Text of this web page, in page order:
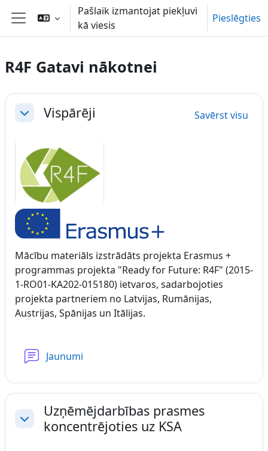
Atvērt galveno saturu
Sānu panelis
Pašlaik izmantojat piekļuvi
kā viesis
Pieslēgties
R4F Gatavi nākotnei
Section outline
SavērstVispārēji Savērst visu
Mācību materiāls izstrādāts projekta Erasmus +
programmas projekta "Ready for Future: R4F" (2015-
1-RO01-KA202-015180) ietvaros, sadarbojoties
projekta partneriem no Latvijas, Rumānijas,
Austrijas, Spānijas un Itālijas.
Jaunumi
Savērst
Uzņēmējdarbības prasmes
koncentrējoties uz KSA